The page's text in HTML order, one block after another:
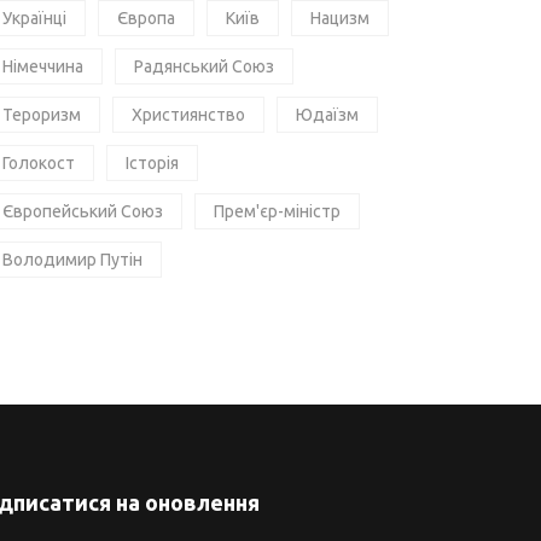
Українці Європа Київ Нацизм
Німеччина Радянський Союз
Тероризм Християнство Юдаїзм
Голокост Історія
Європейський Союз Прем'єр-міністр
Володимир Путін
на оновлення